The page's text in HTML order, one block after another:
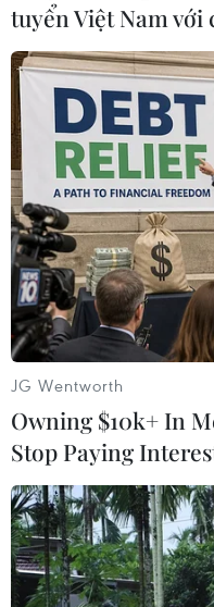
#Bóng đá #Futsal Việt
#Bruno Garcia
Nga
tuyển Việt Nam với
JG Wentworth
Owning $10k+ In
Stop Paying